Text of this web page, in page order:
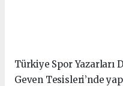
Türkiye Spor Yazarları
Geven Tesisleri’nde